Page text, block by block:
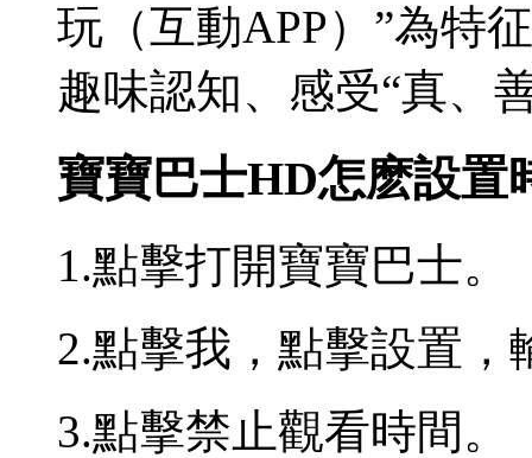
玩（互動APP）”為特
趣味認知、感受“真、
寶寶巴士HD怎麽設置
1.點擊打開寶寶巴士。
2.點擊我，點擊設置，
3.點擊禁止觀看時間。